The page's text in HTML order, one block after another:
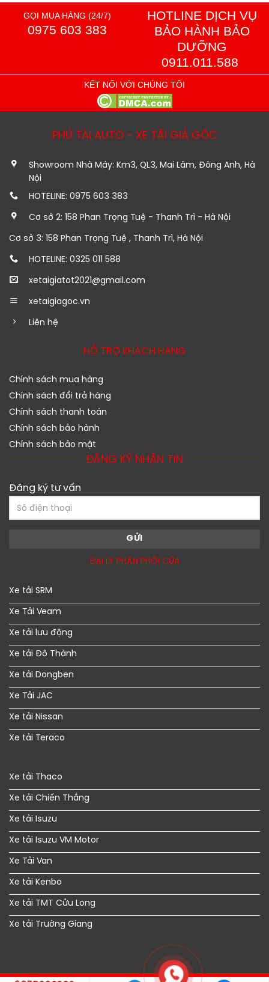
GỌI MUA HÀNG (24/7)
0975 603 383
HOTLINE DỊCH VỤ
BẢO HÀNH BẢO
DƯỠNG
0911.011.588
KẾT NỐI VỚI CHÚNG TÔI
PHÚ TÀI AUTO - XE TẢI GIÁ GỐC
Showroom Nhà Máy: Km3, QL3, Mai Lâm, Đông Anh, Hà
Nội
HOTELINE: 0975 603 383
Cơ sở 2: 158 Phan Trọng Tuệ - Thanh Trì - Hà Nội
Cơ sở 3: 158 Phan Trọng Tuệ , Thanh Trì, Hà Nội
HOTELINE: 0325 011 588
xetaigiatot2021@gmail.com
xetaigiagoc.vn
Liên hệ
HỖ TRỢ KHÁCH HÀNG
Chính sách mua hàng
Chính sách đổi trả hàng
Chính sách thanh toán
Chính sách bảo hành
Chính sách bảo mật
ĐĂNG KÝ NHẬN TIN
Đăng ký tư vấn
ĐẠI LÝ PHÂN PHỐI CỦA
Xe tải SRM
Xe Tải Veam
Xe tải lưu động
Xe tải Đô Thành
Xe tải Dongben
Xe Tải JAC
Xe tải Nissan
Xe tải Teraco
Xe tải Thaco
Xe tải Chiến Thắng
Xe tải Isuzu
Xe tải Isuzu VM Motor
Xe Tải Van
Xe tải Kenbo
Xe tải TMT Cửu Long
Xe tải Trường Giang